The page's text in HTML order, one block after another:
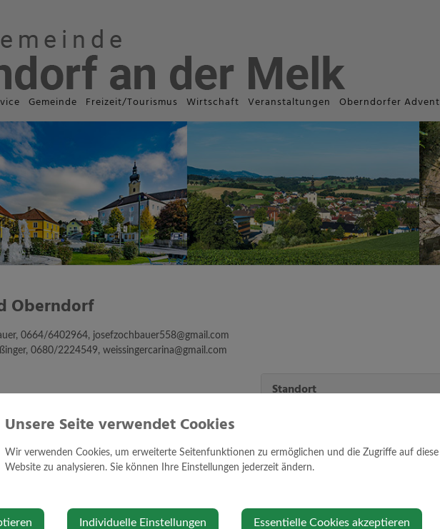
Gemeinde Freizeit/Tourismus Wirtschaft Veranstaltungen Oberndorfer Advent
Oberndorf
0664/6402964, josefzochbauer558@gmail.com
0680/2224549, weissingercarina@gmail.com
Standort
Auf Google Maps anzeigen
Unsere Seite verwendet Cookies
Wir verwenden Cookies, um erweiterte Seitenfunktionen zu ermöglichen und die Zugriffe auf diese
Website zu analysieren. Sie können Ihre Einstellungen jederzeit ändern.
Individuelle Einstellungen Essentielle Cookies akzeptieren